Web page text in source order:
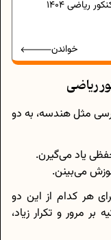
قبول بشین، بهتره قبل هر کاری، از بودجه بندی کنکور ریاضی 1404
خواندن
ریاضی
مثل هندسه، به دو
یاد می‌گیرن.
می‌بینن.
هر کدام از این دو
بر مرور و تکرار زیاد،